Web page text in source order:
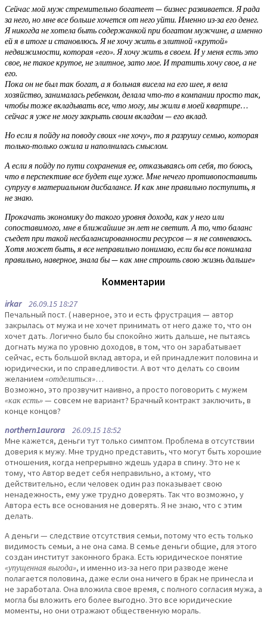
Сейчас мой муж стремительно богатеет — бизнес развивается. Я рада
за него, но мне все больше хочется от него уйти. Именно из-за его денег.
Я никогда не хотела быть содержанкой при богатом мужчине, а именно
ей я в итоге и становлюсь. Я не хочу жить в элитной «крутой»
недвижимости, которая «его». Я хочу жить в своем. И у меня есть это
свое, не такое крутое, не элитное, зато мое. И тратить хочу свое, а не
его.
Пока он не был так богат, а я больная висела на его шее, я вела
хозяйство, занималась ребенком, делала что-то в компании просто так,
чтобы тоже вкладывать все, что могу, мы жили в моей квартире…
сейчас я уже не могу закрыть своим вкладом — его вклад.
Но если я пойду на поводу своих «не хочу», то я разрушу семью, которая
только-только ожила и наполнилась смыслом.
А если я пойду по пути сохранения ее, отказываясь от себя, то боюсь,
что в перспективе все будет еще хуже. Мне нечего противопоставить
супругу в материальном дисбалансе. И как мне правильно поступить, я
не знаю.
Прокачать экономику до такого уровня дохода, как у него или
сопоставимого, мне в ближайшие эн лет не светит. А то, что баланс
съедет при такой несбалансированности ресурсов — я не сомневаюсь.
Хотя может быть, я все неправильно понимаю, если бы все понимала
правильно, наверное, знала бы — как мне строить свою жизнь дальше»
Комментарии
irkar26.09.15 18:27
Печальный пост. ( наверное, это и есть фрустрация — автор
закрылась от мужа и не хочет принимать от него даже то, что он
хочет дать. Логично было бы спокойно жить дальше, не пытаясь
догнать мужа по уровню доходов, в том, что он зарабатывает
сейчас, есть большой вклад автора, и ей принадлежит половина и
юридически, и по справедливости. А вот что делать со своим
желанием «отделиться»…
Возможно, это прозвучит наивно, а просто поговорить с мужем
«как есть»— совсем не вариант? Брачный контракт заключить, в
конце концов?
northern1aurora 26.09.15 18:52
Мне кажется, деньги тут только симптом. Проблема в отсутствии
доверия к мужу. Мне трудно представить, что могут быть хорошие
отношения, когда непрерывно ждешь удара в спину. Это не к
тому, что Автор ведет себя неправильно, а ктому, что
действительно, если человек один раз показывает свою
ненадежность, ему уже трудно доверять. Так что возможно, у
Автора есть все основания не доверять. Я не знаю, что с этим
делать.
А деньги — следствие отсутствия семьи, потому что есть только
видимость семьи, а не она сама. В семье деньги общие, для этого
создан институт законного брака. Есть юридическое понятие
«упущенная выгода», и именно из-за него при разводе жене
полагается половина, даже если она ничего в брак не принесла и
не заработала. Она вложила свое время, с полного согласия мужа, а
могла бы вложить его более выгодно. Это все юридические
моменты, но они отражают общественную мораль.